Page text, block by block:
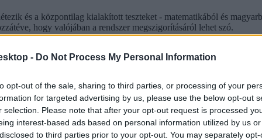
- Do Not Process My Personal Information
opt-out of the sale, sharing to third parties, or processing of your
for targeted advertising by us, please use the below opt-out
selection. Please note that after your opt-out request is processed
interest-based ads based on personal information utilized by us
to third parties prior to your opt-out. You may separately
és a központilag kialakított teszteket - matematikából és
hogy valójában a rendszer megszigorításáról lehet szó.
de jobb lenne, ha nem politikusok tennék ezt, hanem a
rendszert, az átalakítást annak a célnak kell alárendelni,
jelezte, az átalakítás csak az új Nemzeti alaptanterv bevezetése után
azt mondta, a kötelező gimnáziumi felvételi nem rossz ötlet,